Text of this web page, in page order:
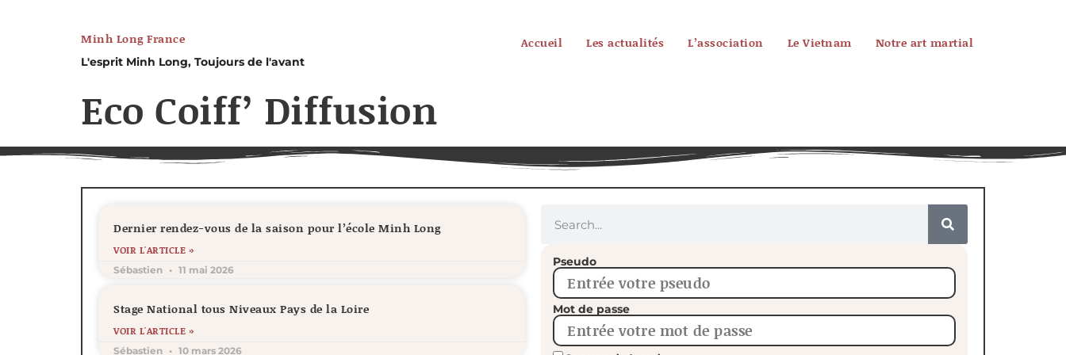
Minh Long France
L'esprit Minh Long, Toujours de l'avant
Accueil Les actualités L’association Le Vietnam Notre art martial
Eco Coiff’ Diffusion
Dernier rendez-vous de la saison pour l’école Minh Long
VOIR L'ARTICLE »
Sébastien 11 mai 2026
Stage National tous Niveaux Pays de la Loire
VOIR L'ARTICLE »
Sébastien 10 mars 2026
Pseudo
Mot de passe